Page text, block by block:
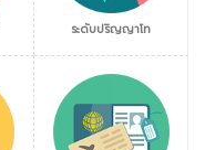
ระดับปริญญาโท